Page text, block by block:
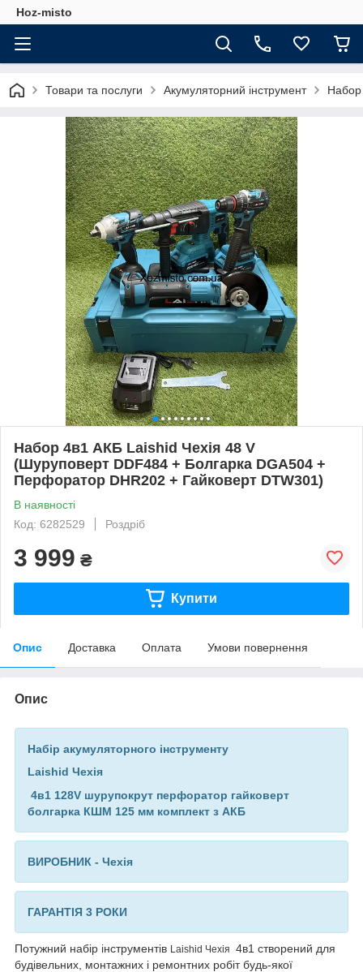
Hoz-misto
Товари та послуги Акумуляторний інструмент Набор
Набор 4в1 АКБ Laishid Чехія 48 V
(Шуруповерт DDF484 + Болгарка DGA504 +
Перфоратор DHR202 + Гайковерт DTW301)
В наявності
Код: 6282529
Роздріб
3 999 ₴
Купити
Опис Доставка Оплата Умови повернення
Опис
Набір акумуляторного інструменту
Laishid Чехія
4в1 128V шурупокрут перфоратор гайковерт
болгарка КШМ 125 мм комплект з АКБ
ВИРОБНИК - Чехія
ГАРАНТІЯ 3 РОКИ
Потужний набір інструментів Laishid Чехія 4в1 створений для
будівельних, монтажних і ремонтних робіт будь-якої